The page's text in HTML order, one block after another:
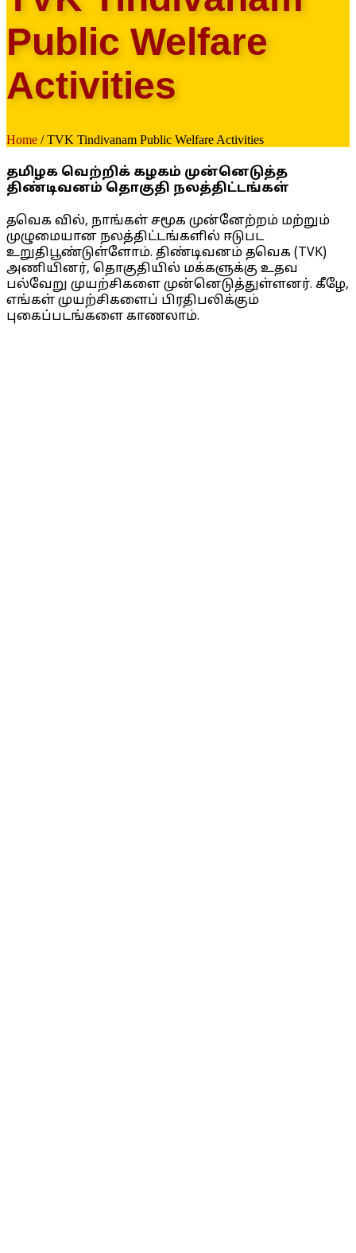
Public Welfare
Activities
Home / TVK Tindivanam Public Welfare Activities
தமிழக வெற்றிக் கழகம் முன்னெடுத்த
திண்டிவனம் தொகுதி நலத்திட்டங்கள்
தவெக வில், நாங்கள் சமூக முன்னேற்றம் மற்றும்
முழுமையான நலத்திட்டங்களில் ஈடுபட
உறுதிபூண்டுள்ளோம். திண்டிவனம் தவெக (TVK)
அணியினர், தொகுதியில் மக்களுக்கு உதவ
பல்வேறு முயற்சிகளை முன்னெடுத்துள்ளனர். கீழே,
எங்கள் முயற்சிகளைப் பிரதிபலிக்கும்
புகைப்படங்களை காணலாம்.